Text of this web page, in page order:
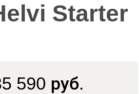
Starter
590 руб.